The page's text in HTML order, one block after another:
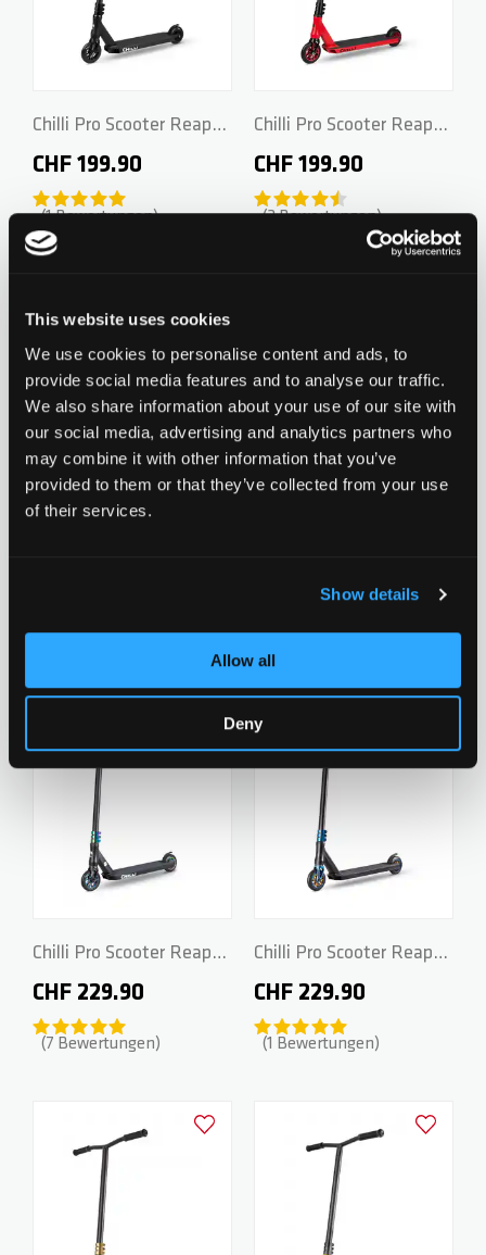
This website uses cookies
We use cookies to personalise content and ads, to
provide social media features and to analyse our traffic.
We also share information about your use of our site with
our social media, advertising and analytics partners who
may combine it with other information that you’ve
provided to them or that they’ve collected from your use
of their services.
Show details
Allow all
Deny
Chilli Pro Scooter Reaper
- Grim
CHF 199.90
1Bewertungen
Chilli Pro Scooter Reaper
- Fire
CHF 199.90
3Bewertungen
1Bewertungen 2Bewertungen
Chilli Pro Scooter Reaper
- Grim Neochrome
CHF 229.90
7 Bewertungen
Zur Wunschliste hinzufügen
Chilli Pro Scooter Reaper
- Ocean
CHF 229.90
1 Bewertungen
Zur Wunschliste hinzufügen Zur